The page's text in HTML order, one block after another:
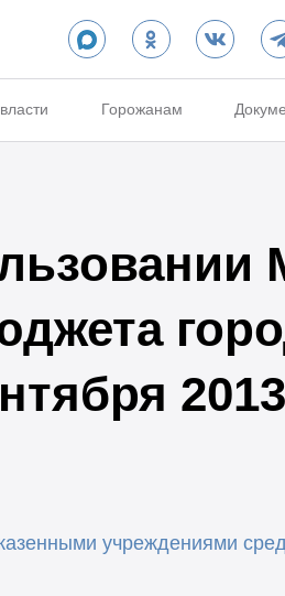
Горожанам
учреждениями